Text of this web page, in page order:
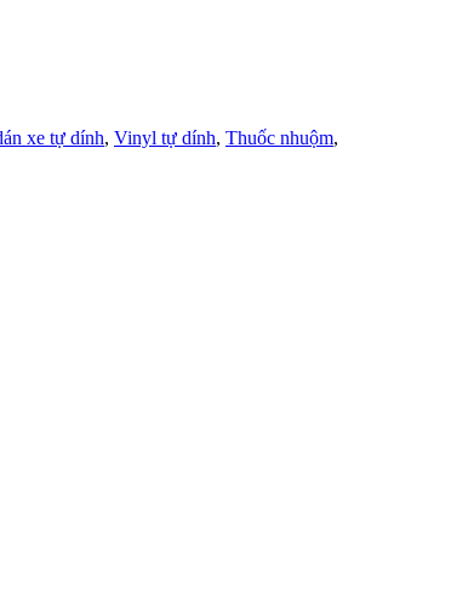
xe tự dính, Vinyl tự dính, Thuốc nhuộm,